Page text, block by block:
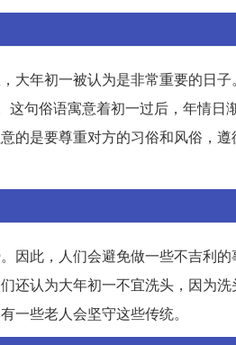
大年初一被认为是非常重要的日子
这句俗语寓意着初一过后，年情日
的是要尊重对方的习俗和风俗，
因此，人们会避免做一些不吉利
还认为大年初一不宜洗头，因为
一些老人会坚守这些传统。